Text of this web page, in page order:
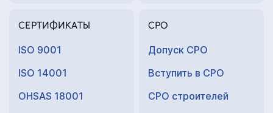
СЕРТИФИКАТЫ
ISO 9001
ISO 14001
OHSAS 18001
СРО
Допуск СРО
Вступить в СРО
СРО строителей